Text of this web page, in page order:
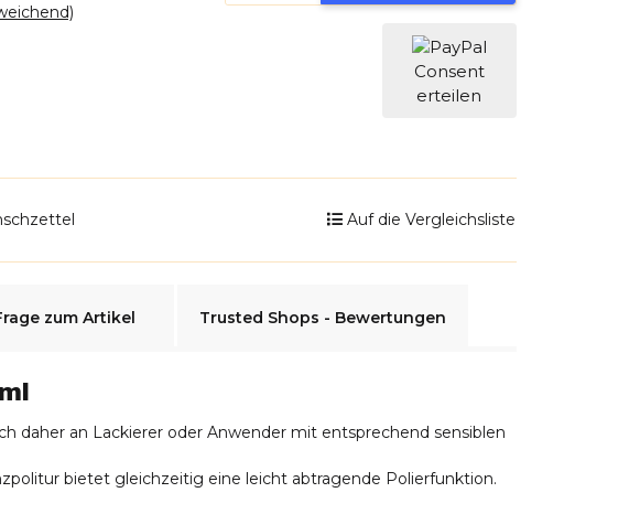
Consent
erteilen
Auf die Vergleichsliste
zum Artikel Trusted Shops - Bewertungen
daher an Lackierer oder Anwender mit entsprechend sensiblen
bietet gleichzeitig eine leicht abtragende Polierfunktion.